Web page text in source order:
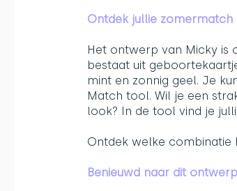
Ontdek jullie
Het ontwerp van Micky is
bestaat uit
mint en zonnig geel. Je
Match tool. Wil je een
look? In de tool vind je
Ontdek welke combinatie
Benieuwd naar dit